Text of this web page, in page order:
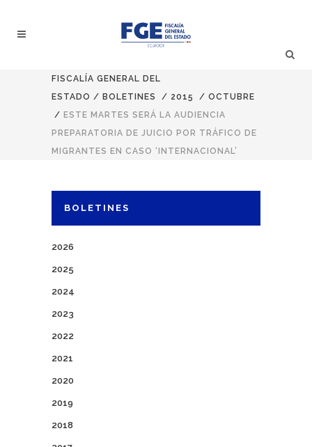
FISCALÍA GENERAL DEL
ESTADO / BOLETINES / 2015 / OCTUBRE
/ ESTE MARTES SERÁ LA AUDIENCIA
PREPARATORIA DE JUICIO POR TRÁFICO DE
MIGRANTES EN CASO ‘INTERNACIONAL’
BOLETINES
2026
2025
2024
2023
2022
2021
2020
2019
2018